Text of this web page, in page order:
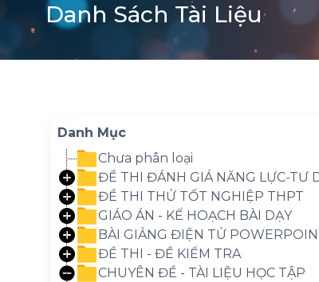
Danh Sách Tài Liệu
Danh Mục
Chưa phân loại
ĐỀ THI ĐÁNH GIÁ NĂNG LỰC-TƯ
ĐỀ THI THỬ TỐT NGHIỆP THPT
GIÁO ÁN - KẾ HOẠCH BÀI DẠY
BÀI GIẢNG ĐIỆN TỬ
ĐỀ THI - ĐỀ KIỂM TRA
CHUYÊN ĐỀ - TÀI LIỆU HỌC TẬP